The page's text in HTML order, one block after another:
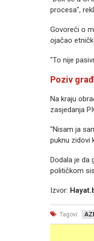
procesa",
Govoreći o
ojačao
"To nije
Poziv
Na kraju
zasjedanja
"Nisam ja
puknu zidovi
Dodala je da
političkom
Izvor:
Tagovi: